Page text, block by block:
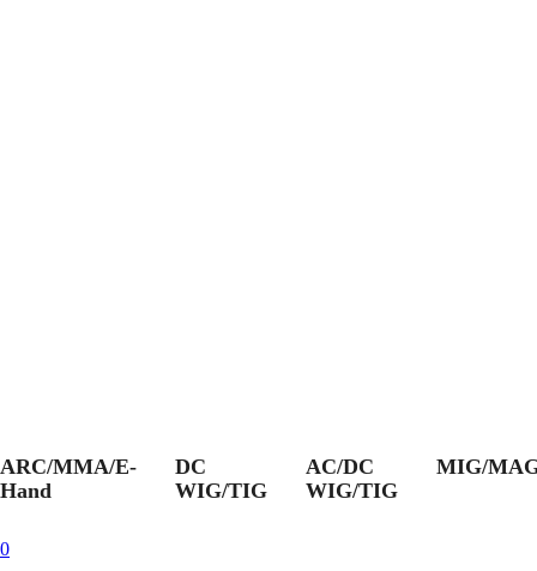
ARC/MMA/E-
Hand
DC
WIG/TIG
AC/DC
WIG/TIG
MIG/
0